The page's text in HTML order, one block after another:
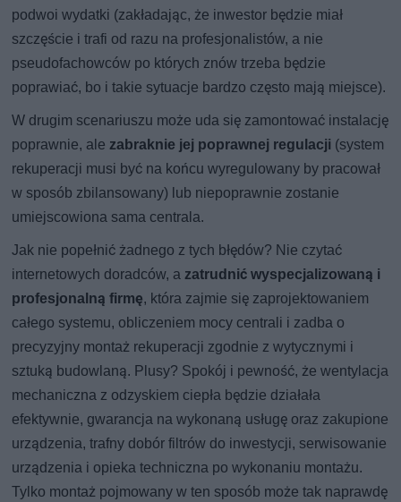
podwoi wydatki (zakładając, że inwestor będzie miał
szczęście i trafi od razu na profesjonalistów, a nie
pseudofachowców po których znów trzeba będzie
poprawiać, bo i takie sytuacje bardzo często mają miejsce).
W drugim scenariuszu może uda się zamontować instalację
poprawnie, ale zabraknie jej poprawnej regulacji (system
rekuperacji musi być na końcu wyregulowany by pracował
w sposób zbilansowany) lub niepoprawnie zostanie
umiejscowiona sama centrala.
Jak nie popełnić żadnego z tych błędów? Nie czytać
internetowych doradców, a zatrudnić wyspecjalizowaną i
profesjonalną firmę, która zajmie się zaprojektowaniem
całego systemu, obliczeniem mocy centrali i zadba o
precyzyjny montaż rekuperacji zgodnie z wytycznymi i
sztuką budowlaną. Plusy? Spokój i pewność, że wentylacja
mechaniczna z odzyskiem ciepła będzie działała
efektywnie, gwarancja na wykonaną usługę oraz zakupione
urządzenia, trafny dobór filtrów do inwestycji, serwisowanie
urządzenia i opieka techniczna po wykonaniu montażu.
Tylko montaż pojmowany w ten sposób może tak naprawdę